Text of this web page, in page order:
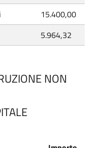
15.400,00
5.964,32
NON